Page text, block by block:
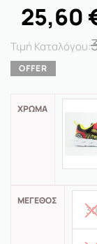
25,60
ΧΡΏΜΑ
ΜΈΓΕΘΟΣ
30